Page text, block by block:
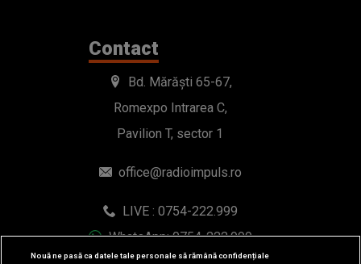
Contact
Bd. Mărăști 65-67,
Romexpo Intrarea C,
Pavilion T, sector 1
office@radioimpuls.ro
LIVE : 0754-222.999
WhatsApp: 0754-222.999
Nouă ne pasă ca datele tale personale să rămână confidențiale